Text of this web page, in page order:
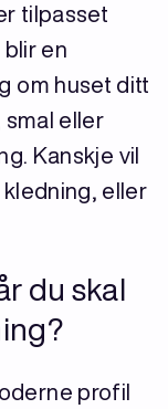
tilpasset
en
om huset ditt
smal eller
Kanskje vil
eller
du skal
profil